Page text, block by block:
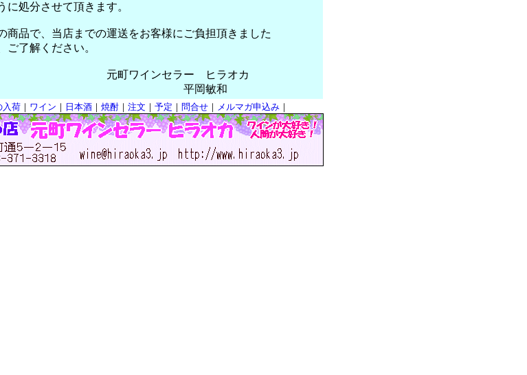
分させて頂きます。
で、当店までの運送をお客様にご負担頂きました
了解ください。
ラー ヒラオカ
敏和
入荷｜ ワイン ｜ 日本酒｜ 焼酎｜ 注文 ｜ 予定 ｜ 問合せ｜ メルマガ申込み｜